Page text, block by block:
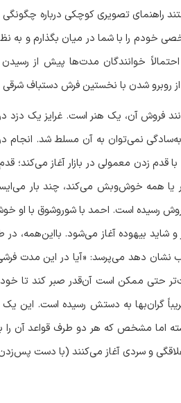
راهنمای تصویری کوچکی درباره
خودم را با شما در میان بگذارم و به
خوانندگان مدت‌ها پیش از رسیدن
روبرو شدن با نخستین فرش دستباف شرقی
فروش آن، یک هنر است. غرایز یک دزد
نمی‌توان به آن مسلط شد. انجام
با قدم زدن معمولی در بازار آغاز
یا همه خوش‌وبش می‌کند، چند بار
رسیده است. احمد با شوروشوق با او
بیهوده آغاز می‌شود. بااین‌همه، در
نشان دهد می‌پرسد: «آیا در این مدت
حتی ممکن است آن‌قدر صبر کند تا
گران‌بها به دستش رسیده است.
اما مشخص که هر دو طرف قواعد آن
و سردی آغاز می‌کنند (با دست